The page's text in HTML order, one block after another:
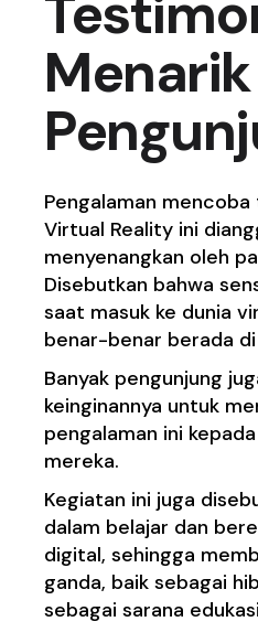
Pengalaman
Virtual Reality ini
menyenangkan oleh
Disebutkan bahwa
saat masuk ke dunia
benar-benar berada
Banyak pengunjung
keinginannya untuk
pengalaman ini
mereka.
Kegiatan ini juga
dalam belajar dan
digital, sehingga
ganda, baik sebagai
sebagai sarana